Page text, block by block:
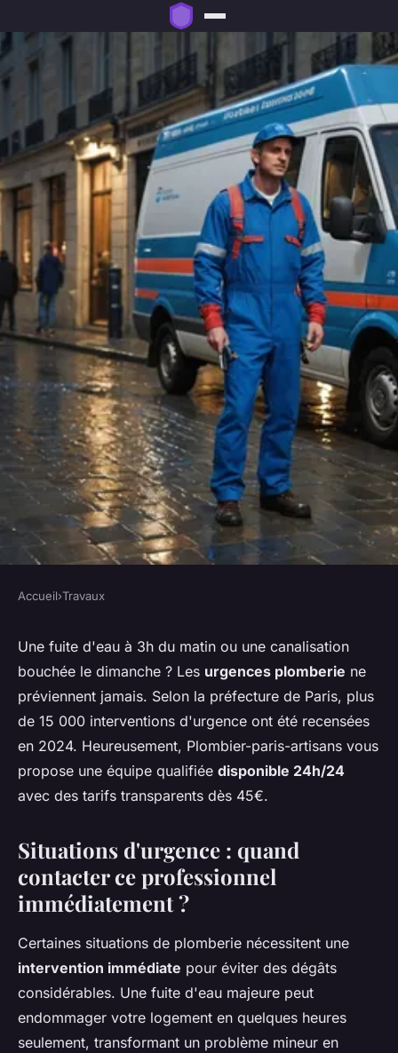
Plombier paris urgence :
intervention rapide et efficace
24/7
Baptiste•30 décembre 2025•7 min de lecture
Accueil›Travaux
Une fuite d'eau à 3h du matin ou une canalisation
bouchée le dimanche ? Les urgences plomberie ne
préviennent jamais. Selon la préfecture de Paris, plus
de 15 000 interventions d'urgence ont été recensées
en 2024. Heureusement, Plombier-paris-artisans vous
propose une équipe qualifiée disponible 24h/24
avec des tarifs transparents dès 45€.
Situations d'urgence : quand
contacter ce professionnel
immédiatement ?
Certaines situations de plomberie nécessitent une
intervention immédiate pour éviter des dégâts
considérables. Une fuite d'eau majeure peut
endommager votre logement en quelques heures
seulement, transformant un problème mineur en